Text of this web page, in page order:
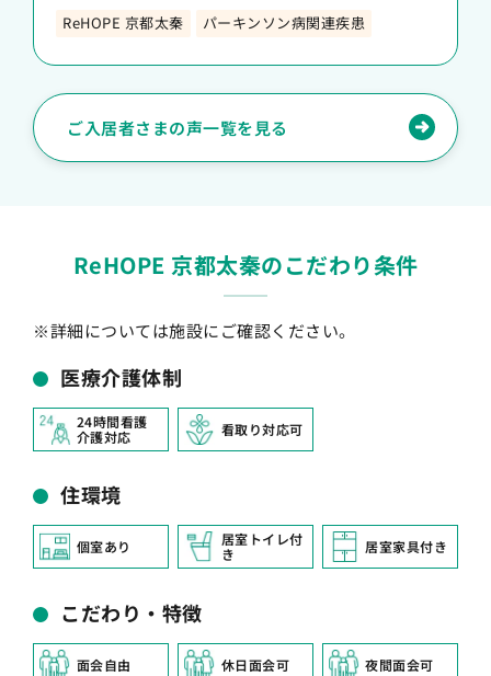
ReHOPE 京都太秦 パーキンソン病関連疾患
ご入居者さまの声一覧を見る
ReHOPE 京都太秦のこだわり条件
※詳細については施設にご確認ください。
医療介護体制
24時間看護
介護対応
看取り対応可
住環境
個室あり
居室トイレ付
き
居室家具付き
こだわり・特徴
面会自由 休日面会可 夜間面会可